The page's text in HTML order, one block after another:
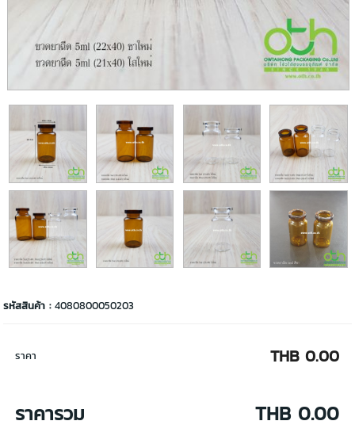
รหัสสินค้า :4080800050203
ราคา THB 0.00
ราคารวม THB 0.00